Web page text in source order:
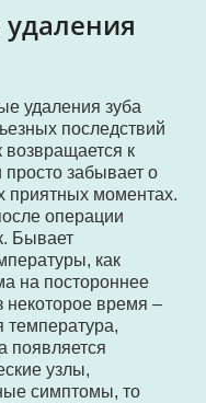
удаления зуба
последствий
возвращается к
забывает о
приятных моментах.
операции
Бывает
как
на постороннее
некоторое время –
температура,
появляется
узлы,
симптомы, то